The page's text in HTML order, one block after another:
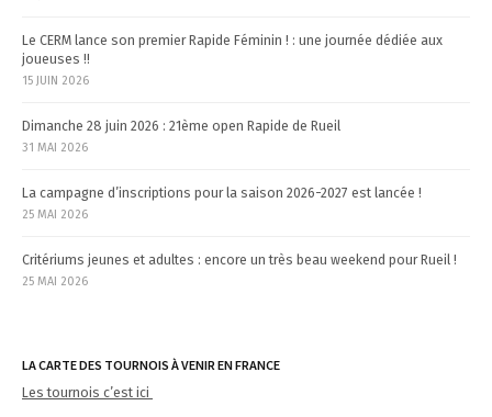
Le CERM lance son premier Rapide Féminin ! : une journée dédiée aux
joueuses !!
15 JUIN 2026
Dimanche 28 juin 2026 : 21ème open Rapide de Rueil
31 MAI 2026
La campagne d’inscriptions pour la saison 2026-2027 est lancée !
25 MAI 2026
Critériums jeunes et adultes : encore un très beau weekend pour Rueil !
25 MAI 2026
LA CARTE DES TOURNOIS À VENIR EN FRANCE
Les tournois c’est ici